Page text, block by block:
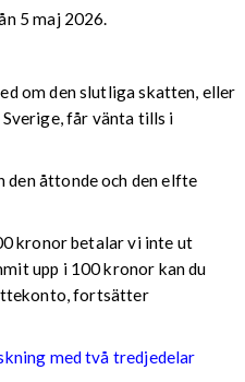
5 maj 2026.
om den slutliga skatten, eller
får vänta tills i
den åttonde och den elfte
kronor betalar vi inte ut
upp i 100 kronor kan du
fortsätter
med två tredjedelar